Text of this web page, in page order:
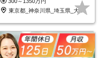
東京都_神奈川県_埼玉県_大阪府_愛知県…